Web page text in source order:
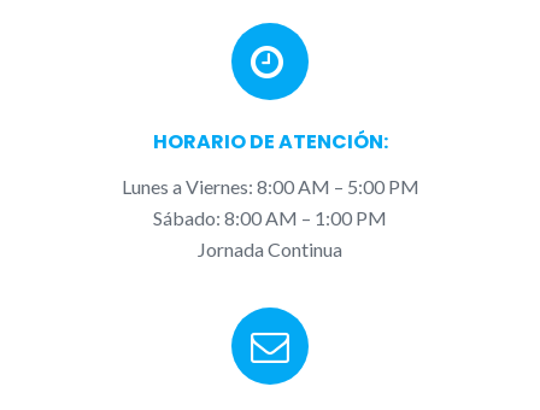
HORARIO DE ATENCIÓN:
Lunes a Viernes: 8:00 AM – 5:00 PM
Sábado: 8:00 AM – 1:00 PM
Jornada Continua